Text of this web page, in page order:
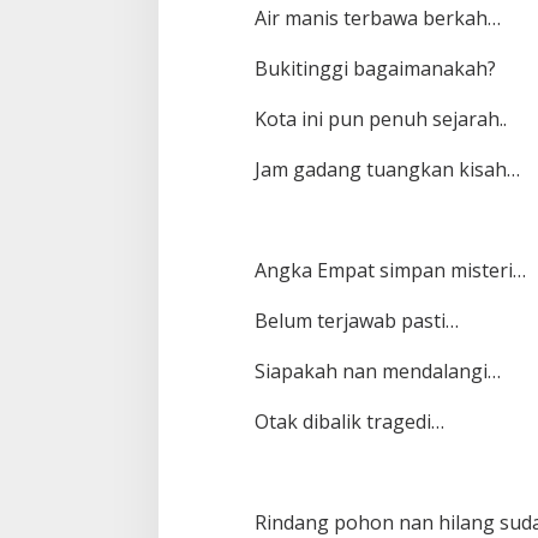
Air manis terbawa berkah…
Bukitinggi bagaimanakah?
Kota ini pun penuh sejarah..
Jam gadang tuangkan kisah…
Angka Empat simpan misteri…
Belum terjawab pasti…
Siapakah nan mendalangi…
Otak dibalik tragedi…
Rindang pohon nan hilang